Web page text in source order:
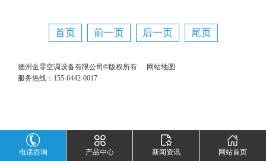
首页 前一页 后一页 尾页
德州金霏空调设备有限公司©版权所有
网站地图
服务热线：155-6442-0017
电话咨询 产品中心 新闻资讯 网站首页